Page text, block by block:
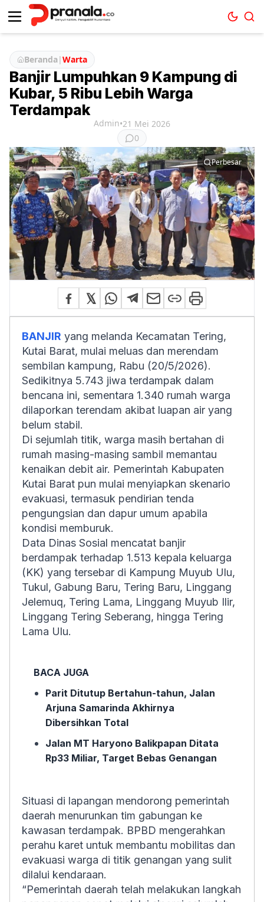
Beranda|Warta
Banjir Lumpuhkan 9 Kampung di
Kubar, 5 Ribu Lebih Warga
Terdampak
Admin•21 Mei 2026
0
Perbesar
BANJIR yang melanda Kecamatan Tering,
Kutai Barat, mulai meluas dan merendam
sembilan kampung, Rabu (20/5/2026).
Sedikitnya 5.743 jiwa terdampak dalam
bencana ini, sementara 1.340 rumah warga
dilaporkan terendam akibat luapan air yang
belum stabil.
Di sejumlah titik, warga masih bertahan di
rumah masing-masing sambil memantau
kenaikan debit air. Pemerintah Kabupaten
Kutai Barat pun mulai menyiapkan skenario
evakuasi, termasuk pendirian tenda
pengungsian dan dapur umum apabila
kondisi memburuk.
Data Dinas Sosial mencatat banjir
berdampak terhadap 1.513 kepala keluarga
(KK) yang tersebar di Kampung Muyub Ulu,
Tukul, Gabung Baru, Tering Baru, Linggang
Jelemuq, Tering Lama, Linggang Muyub Ilir,
Linggang Tering Seberang, hingga Tering
Lama Ulu.
BACA JUGA
Parit Ditutup Bertahun-tahun, Jalan
Arjuna Samarinda Akhirnya
Dibersihkan Total
Jalan MT Haryono Balikpapan Ditata
Rp33 Miliar, Target Bebas Genangan
Situasi di lapangan mendorong pemerintah
daerah menurunkan tim gabungan ke
kawasan terdampak. BPBD mengerahkan
perahu karet untuk membantu mobilitas dan
evakuasi warga di titik genangan yang sulit
dilalui kendaraan.
“Pemerintah daerah telah melakukan langkah